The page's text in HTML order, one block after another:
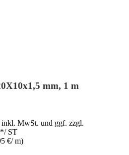
mm, 1 m
MwSt. und ggf. zzgl.
*/ ST
€/ m)